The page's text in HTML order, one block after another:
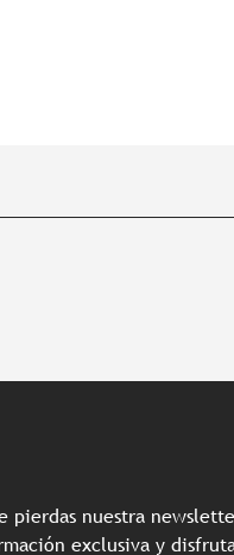
pierdas nuestra
exclusiva y